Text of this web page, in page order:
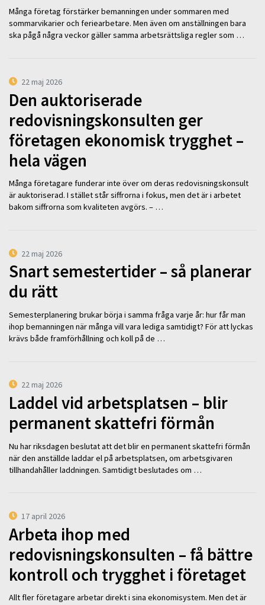
Många företag förstärker bemanningen under sommaren med
sommarvikarier och feriearbetare. Men även om anställningen bara
ska pågå några veckor gäller samma arbetsrättsliga regler som …
22 maj 2026
Den auktoriserade
redovisningskonsulten ger
företagen ekonomisk trygghet –
hela vägen
Många företagare funderar inte över om deras redovisningskonsult
är auktoriserad. I stället står siffrorna i fokus, men det är i arbetet
bakom siffrorna som kvaliteten avgörs. – …
22 maj 2026
Snart semestertider – så planerar
du rätt
Semesterplanering brukar börja i samma fråga varje år: hur får man
ihop bemanningen när många vill vara lediga samtidigt? För att lyckas
krävs både framförhållning och koll på de …
22 maj 2026
Laddel vid arbetsplatsen – blir
permanent skattefri förmån
Nu har riksdagen beslutat att det blir en permanent skattefri förmån
när den anställde laddar el på arbetsplatsen, om arbetsgivaren
tillhandahåller laddningen. Samtidigt beslutades om …
17 april 2026
Arbeta ihop med
redovisningskonsulten – få bättre
kontroll och trygghet i företaget
Allt fler företagare arbetar direkt i sina ekonomisystem. Men det är